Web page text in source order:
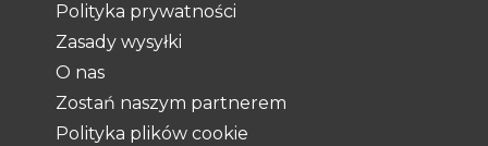
Polityka prywatności
Zasady wysyłki
O nas
Zostań naszym partnerem
Polityka plików cookie